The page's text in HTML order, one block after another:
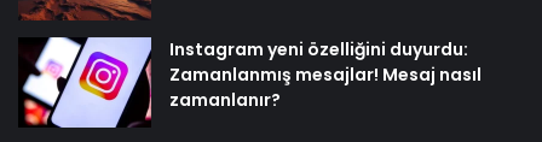
Instagram yeni özelliğini duyurdu:
Zamanlanmış mesajlar! Mesaj nasıl
zamanlanır?